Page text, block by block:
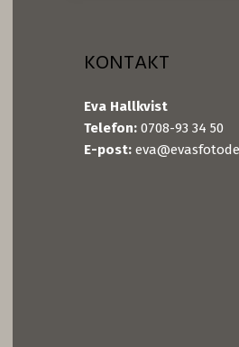
KONTAKT
Eva Hallkvist
Telefon: 0708-93 34 50
E-post: